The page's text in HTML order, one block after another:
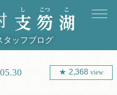
タッフブログ
2,368view